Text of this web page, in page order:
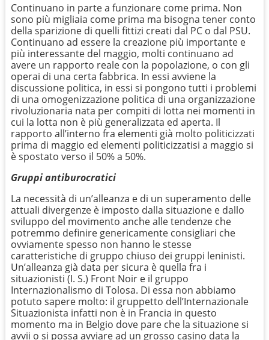
Continuano in parte a funzionare come prima. Non
sono più migliaia come prima ma bisogna tener conto
della sparizione di quelli fittizi creati dal PC o dal PSU.
Continuano ad essere la creazione più importante e
più interessante del maggio, molti continuano ad
avere un rapporto reale con la popolazione, o con gli
operai di una certa fabbrica. In essi avviene la
discussione politica, in essi si pongono tutti i problemi
di una omogenizzazione politica di una organizzazione
rivoluzionaria nata per compiti di lotta nei momenti in
cui la lotta non è più generalizzata ed aperta. Il
rapporto all’interno fra elementi già molto politicizzati
prima di maggio ed elementi politicizzatisi a maggio si
è spostato verso il 50% a 50%.
Gruppi antiburocratici
La necessità di un’alleanza e di un superamento delle
attuali divergenze è imposto dalla situazione e dallo
sviluppo del movimento anche alle tendenze che
potremmo definire genericamente consigliari che
ovviamente spesso non hanno le stesse
caratteristiche di gruppo chiuso dei gruppi leninisti.
Un’alleanza già data per sicura è quella fra i
situazionisti (I. S.) Front Noir e il gruppo
Internazionalismo di Tolosa. Di essa non abbiamo
potuto sapere molto: il gruppetto dell’Internazionale
Situazionista infatti non è in Francia in questo
momento ma in Belgio dove pare che la situazione si
avvii o si possa avviare ad un grosso casino data la